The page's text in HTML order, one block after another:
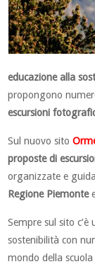
educazione alla
propongono
escursioni
Sul nuovo sito
proposte di
organizzate e
Regione Piemonte
Sempre sul sito c’è
sostenibilità con
mondo della